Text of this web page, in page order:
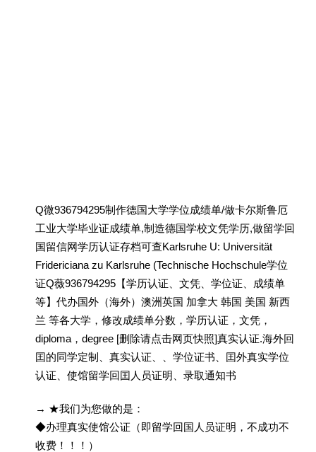
Q微936794295制作德国大学学位成绩单/做卡尔斯鲁厄
工业大学毕业证成绩单,制造德国学校文凭学历,做留学回
国留信网学历认证存档可查Karlsruhe U: Universität
Fridericiana zu Karlsruhe (Technische Hochschule学位
证Q薇936794295【学历认证、文凭、学位证、成绩单
等】代办国外（海外）澳洲英国 加拿大 韩国 美国 新西
兰 等各大学，修改成绩单分数，学历认证，文凭，
diploma，degree [删除请点击网页快照]真实认证.海外回
囯的同学定制、真实认证、、学位证书、囯外真实学位
认证、使馆留学回囯人员证明、录取通知书
→ ★我们为您做的是：
◆办理真实使馆公证（即留学回国人员证明，不成功不
收费！！！）